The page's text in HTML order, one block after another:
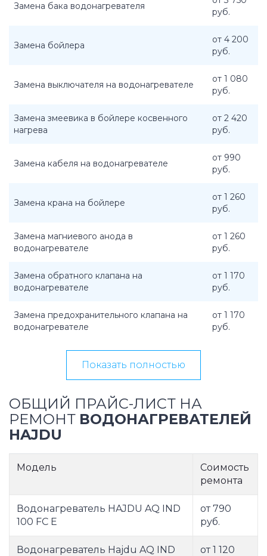
Замена бака водонагревателя
руб.
Замена бойлера
от 4 200
руб.
Замена выключателя на водонагревателе
от 1 080
руб.
Замена змеевика в бойлере косвенного
нагрева
от 2 420
руб.
Замена кабеля на водонагревателе
от 990
руб.
Замена крана на бойлере
от 1 260
руб.
Замена магниевого анода в
водонагревателе
от 1 260
руб.
Замена обратного клапана на
водонагревателе
от 1 170
руб.
Замена предохранительного клапана на
водонагревателе
от 1 170
руб.
Показать полностью
ОБЩИЙ ПРАЙС-ЛИСТ НА
РЕМОНТ ВОДОНАГРЕВАТЕЛЕЙ
HAJDU
Модель
Соимость
ремонта
Водонагреватель HAJDU AQ IND
100 FC E
от 790
руб.
Водонагреватель Hajdu AQ IND
от 1 120